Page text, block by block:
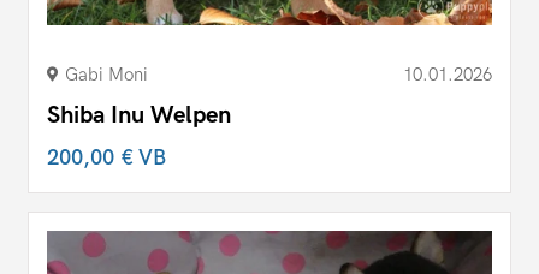
Gabi Moni 10.01.2026
Shiba Inu Welpen
200,00 €VB